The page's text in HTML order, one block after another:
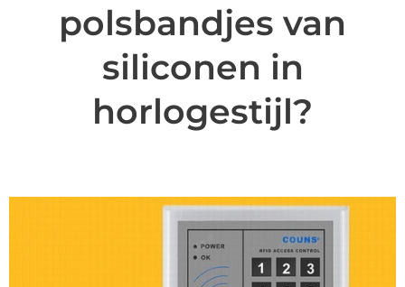
polsbandjes van
siliconen in
horlogestijl?